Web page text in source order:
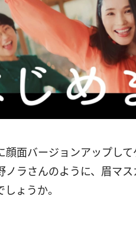
顔面バージョンアップし
ノラさんのように、眉マ
ょうか。